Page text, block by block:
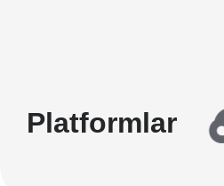
Platformlar